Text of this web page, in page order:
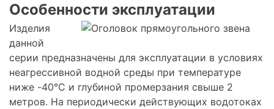
Особенности эксплуатации
Изделия
данной
серии предназначены для эксплуатации в условиях
неагрессивной водной среды при температуре
ниже -40°С и глубиной промерзания свыше 2
метров. На периодически действующих водотоках